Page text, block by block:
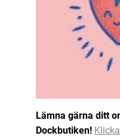
Lämna gärna ditt
Dockbutiken!